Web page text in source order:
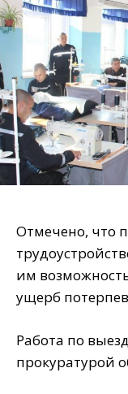
Отмечено, что
им
ущерб
Работа по
прокуратурой